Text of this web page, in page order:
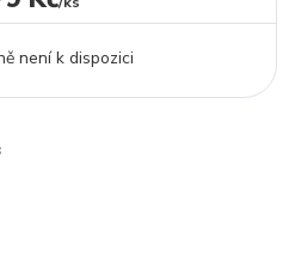
není k dispozici